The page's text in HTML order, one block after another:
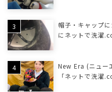
帽子・キャップ
にネットで洗濯
New Era (ニュー
「ネットで洗濯